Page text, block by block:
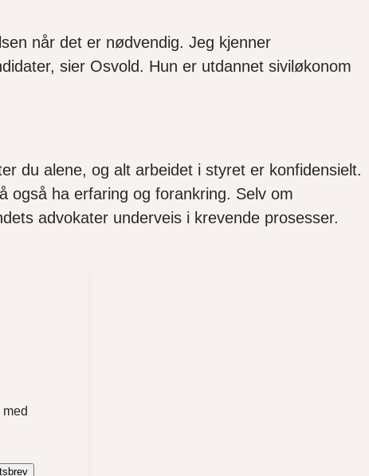
når det er nødvendig. Jeg kjenner
sier Osvold. Hun er utdannet siviløkonom
du alene, og alt arbeidet i styret er konfidensielt.
også ha erfaring og forankring. Selv om
advokater underveis i krevende prosesser.